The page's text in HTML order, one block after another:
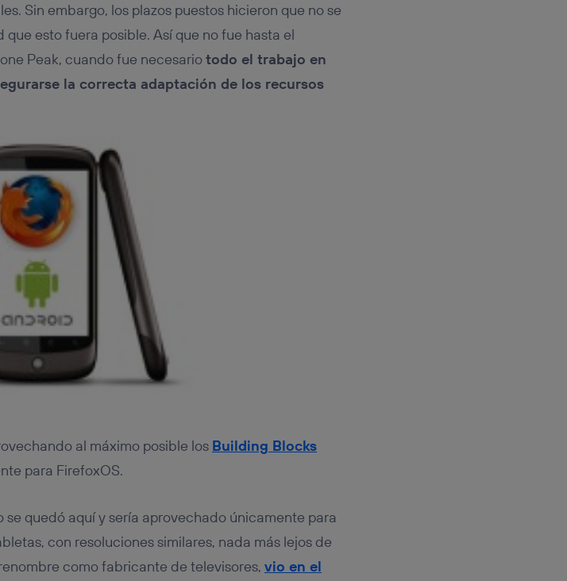
Sin embargo, los plazos puestos hicieron que no se
esto fuera posible. Así que no fue hasta el
Peak, cuando fue necesariotodo el trabajo en
la correcta adaptación de los recursos
al máximo posible los Building Blocks
para FirefoxOS.
quedó aquí y sería aprovechado únicamente para
con resoluciones similares, nada más lejos de
como fabricante de televisores, vio en el